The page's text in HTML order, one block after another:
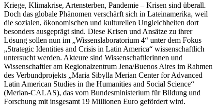
Kriege, Klimakrise, Artensterben, Pandemie – Krisen sind überall.
Doch das globale Phänomen verschärft sich in Lateinamerika, weil
die sozialen, ökonomischen und kulturellen Ungleichheiten dort
besonders ausgeprägt sind. Diese Krisen und Ansätze zu ihrer
Lösung sollen nun im „Wissenslaboratorium 4“ unter dem Fokus
„Strategic Identities and Crisis in Latin America“ wissenschaftlich
untersucht werden. Akteure sind Wissenschaftlerinnen und
Wissenschaftler am Regionalzentrum Jena/Buenos Aires im Rahmen
des Verbundprojekts „Maria Sibylla Merian Center for Advanced
Latin American Studies in the Humanities and Social Science“
(Merian-CALAS), das vom Bundesministerium für Bildung und
Forschung mit insgesamt 19 Millionen Euro gefördert wird.